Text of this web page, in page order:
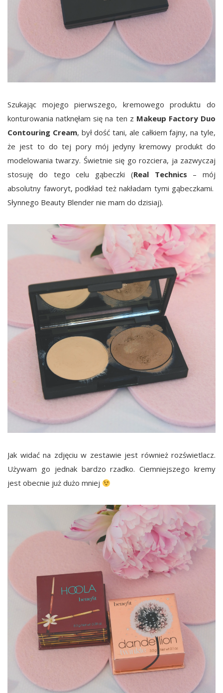
Szukając mojego pierwszego, kremowego produktu do
konturowania natknęłam się na ten z Makeup Factory Duo
Contouring Cream, był dość tani, ale całkiem fajny, na tyle,
że jest to do tej pory mój jedyny kremowy produkt do
modelowania twarzy. Świetnie się go rozciera, ja zazwyczaj
stosuję do tego celu gąbeczki (Real Technics – mój
absolutny faworyt, podkład też nakładam tymi gąbeczkami.
Słynnego Beauty Blender nie mam do dzisiaj).
Jak widać na zdjęciu w zestawie jest również rozświetlacz.
Używam go jednak bardzo rzadko. Ciemniejszego kremy
jest obecnie już dużo mniej